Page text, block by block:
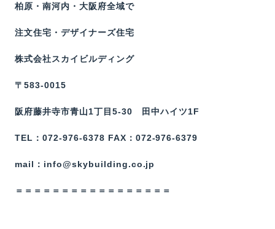
柏原・南河内・大阪府全域で
注文住宅・デザイナーズ住宅
株式会社スカイビルディング
〒583-0015
阪府藤井寺市青山1丁目5-30 田中ハイツ1F
TEL：072-976-6378 FAX：072-976-6379
mail：info@skybuilding.co.jp
＝＝＝＝＝＝＝＝＝＝＝＝＝＝＝＝＝